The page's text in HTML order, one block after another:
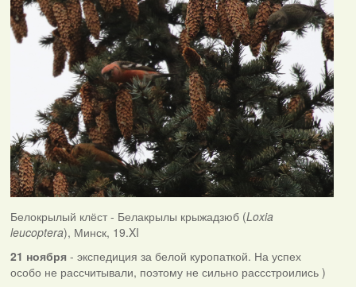
Белокрылый клёст - Белакрылы крыжадзюб (Loxia
leucoptera), Минск, 19.XI
21 ноября- экспедиция за белой куропаткой. На успех
особо не рассчитывали, поэтому не сильно рассстроились )